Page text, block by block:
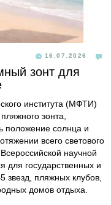
16.07.2026
зонт для
института (МФТИ)
зонта,
положение солнца и
всего светового
научной
для государственных и
звезд, пляжных клубов,
домов отдыха.